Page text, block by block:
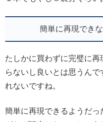
簡単に再現でき
たしかに買わずに完璧に
らないし良いとは思うんで
れないですね。
簡単に再現できるようだ